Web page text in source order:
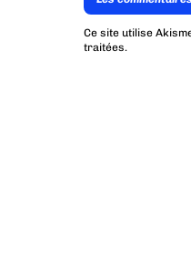
Ce site utilise
traitées.